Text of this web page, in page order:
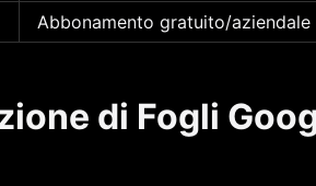
Abbonamento gratuito/aziendale
di Fogli